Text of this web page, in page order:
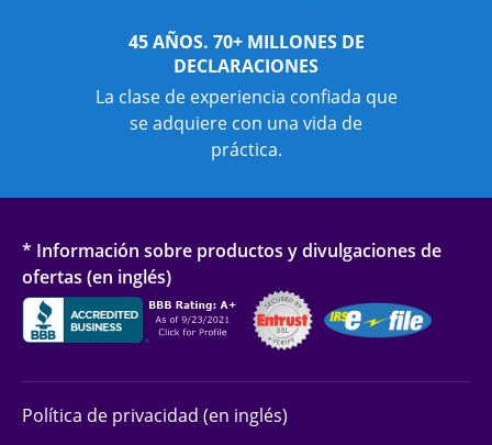
45 AÑOS. 70+ MILLONES DE
DECLARACIONES
La clase de experiencia confiada que
se adquiere con una vida de
práctica.
* Información sobre productos y divulgaciones de
ofertas (en inglés)
Política de privacidad (en inglés)